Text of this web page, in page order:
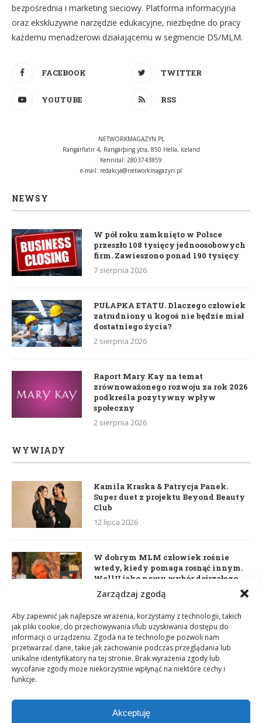
Zarządzaj zgodą
Aby zapewnić jak najlepsze wrażenia, korzystamy z technologii, takich
jak pliki cookie, do przechowywania i/lub uzyskiwania dostępu do
informacji o urządzeniu. Zgoda na te technologie pozwoli nam
przetwarzać dane, takie jak zachowanie podczas przeglądania lub
unikalne identyfikatory na tej stronie. Brak wyrażenia zgody lub
wycofanie zgody może niekorzystnie wpłynąć na niektóre cechy i
funkcje.
Akceptuję
bezpośrednia i marketing sieciowy. Platforma informacyjna
oraz ekskluzywne narzędzie edukacyjne, niezbędne do pracy
każdemu menadżerowi działającemu w segmencie DS/MLM.
FACEBOOK TWITTER
YOUTUBE RSS
NETWORKMAGAZYN.PL
Rangárflatir 4, Rangárþing ytra, 850 Hella, Iceland
Kennital: 2803743859
e-mail: redakcja@networkmagazyn.pl
NEWSY
W pół roku zamknięto w Polsce
przeszło 108 tysięcy jednoosobowych
firm. Zawieszono ponad 190 tysięcy
7 sierpnia 2026
PUŁAPKA ETATU. Dlaczego człowiek
zatrudniony u kogoś nie będzie miał
dostatniego życia?
2 sierpnia 2026
Raport Mary Kay na temat
zrównoważonego rozwoju za rok 2026
podkreśla pozytywny wpływ
społeczny
2 sierpnia 2026
WYWIADY
Kamila Kraska & Patrycja Panek.
Super duet z projektu Beyond Beauty
Club
12 lipca 2026
W dobrym MLM człowiek rośnie
wtedy, kiedy pomaga rosnąć innym.
WellU jako nowy wybór dojrzałego
lidera
Daria Dudzik. Kocham Cię
17 kwietnia 2026